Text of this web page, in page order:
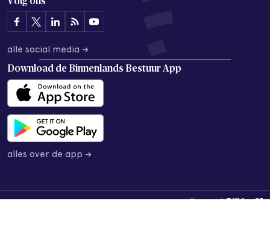
alle social media →
Download de Binnenlands Bestuur App
alles over de app →